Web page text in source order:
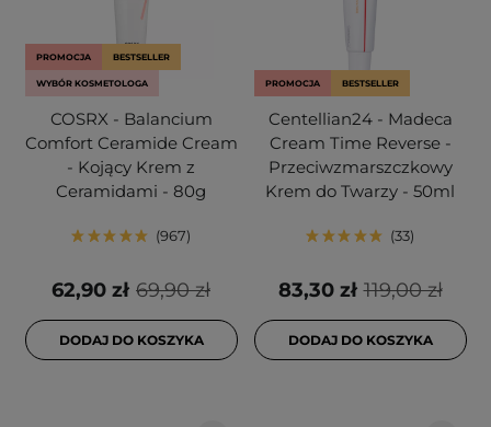
PROMOCJA BESTSELLER
WYBÓR KOSMETOLOGA
COSRX - Balancium
Comfort Ceramide Cream
- Kojący Krem z
Ceramidami - 80g
967
69,90 zł
62,90 zł
DODAJ DO KOSZYKA
PROMOCJA BESTSELLER
Centellian24 - Madeca
Cream Time Reverse -
Przeciwzmarszczkowy
Krem do Twarzy - 50ml
33
119,00 zł
83,30 zł
DODAJ DO KOSZYKA